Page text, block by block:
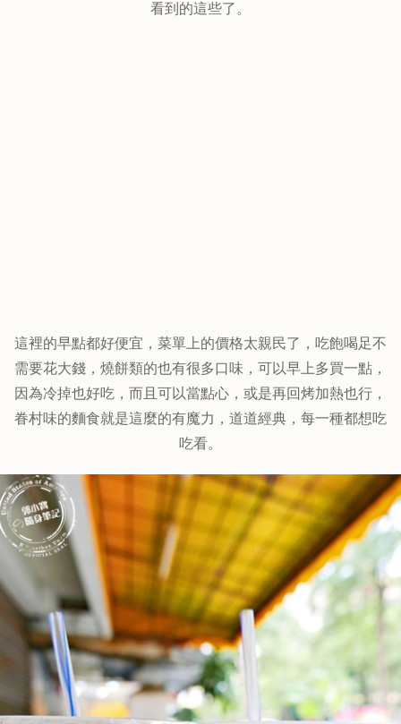
看到的這些了。
這裡的早點都好便宜，菜單上的價格太親民了，吃飽喝足不
需要花大錢，燒餅類的也有很多口味，可以早上多買一點，
因為冷掉也好吃，而且可以當點心，或是再回烤加熱也行，
眷村味的麵食就是這麼的有魔力，道道經典，每一種都想吃
吃看。